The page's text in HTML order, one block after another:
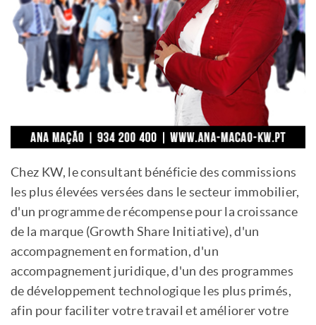
Chez KW, le consultant bénéficie des commissions
les plus élevées versées dans le secteur immobilier,
d'un programme de récompense pour la croissance
de la marque (Growth Share Initiative), d'un
accompagnement en formation, d'un
accompagnement juridique, d'un des programmes
de développement technologique les plus primés,
afin pour faciliter votre travail et améliorer votre